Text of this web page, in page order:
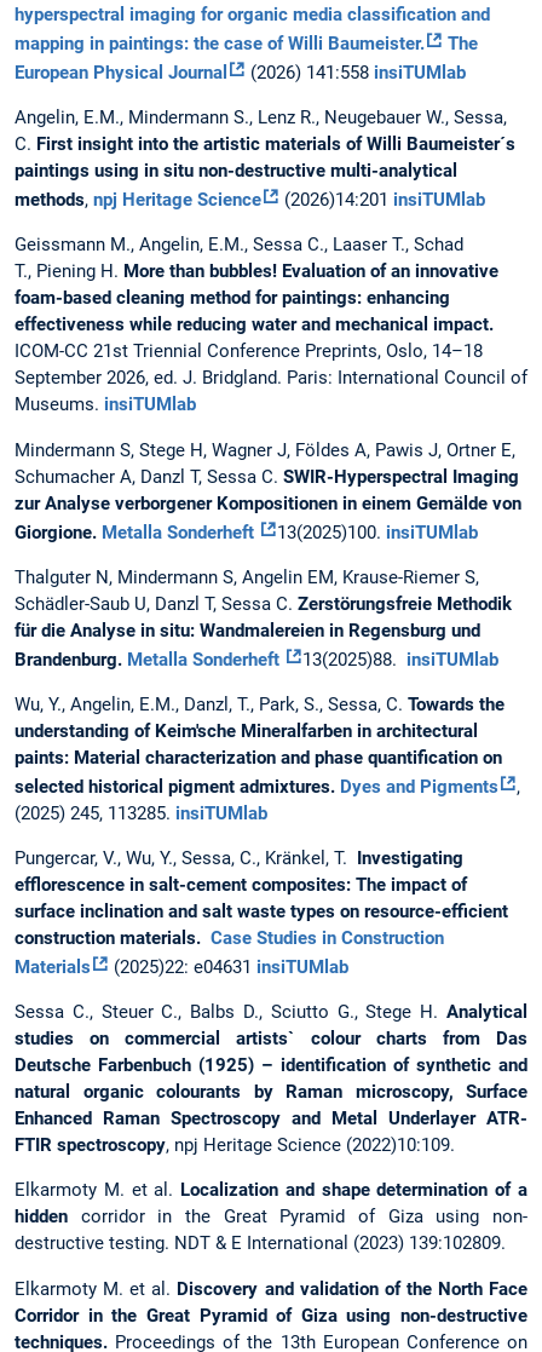
hyperspectral imaging for organic media classification and
mapping in paintings: the case of Willi Baumeister.
The
European Physical Journal
(2026) 141:558 insiTUMlab
Angelin, E.M., Mindermann S., Lenz R., Neugebauer W., Sessa,
C. First insight into the artistic materials of Willi Baumeister´s
paintings using in situ non-destructive multi-analytical
methods, npj Heritage Science (2026)14:201 insiTUMlab
Geissmann M., Angelin, E.M., Sessa C., Laaser T., Schad
T., Piening H. More than bubbles! Evaluation of an innovative
foam-based cleaning method for paintings: enhancing
effectiveness while reducing water and mechanical impact.
ICOM-CC 21st Triennial Conference Preprints, Oslo, 14–18
September 2026, ed. J. Bridgland. Paris: International Council of
Museums. insiTUMlab
Mindermann S, Stege H, Wagner J, Földes A, Pawis J, Ortner E,
Schumacher A, Danzl T, Sessa C. SWIR-Hyperspectral Imaging
zur Analyse verborgener Kompositionen in einem Gemälde von
Giorgione. Metalla Sonderheft 13(2025)100. insiTUMlab
Thalguter N, Mindermann S, Angelin EM, Krause-Riemer S,
Schädler-Saub U, Danzl T, Sessa C. Zerstörungsfreie Methodik
für die Analyse in situ: Wandmalereien in Regensburg und
Brandenburg. Metalla Sonderheft 13(2025)88. insiTUMlab
Wu, Y., Angelin, E.M., Danzl, T., Park, S., Sessa, C. Towards the
understanding of Keim'sche Mineralfarben in architectural
paints: Material characterization and phase quantification on
selected historical pigment admixtures. Dyes and Pigments
,
(2025) 245, 113285. insiTUMlab
Pungercar, V., Wu, Y., Sessa, C., Kränkel, T. Investigating
efflorescence in salt-cement composites: The impact of
surface inclination and salt waste types on resource-efficient
construction materials. Case Studies in Construction
Materials
(2025)22: e04631 insiTUMlab
Sessa C., Steuer C., Balbs D., Sciutto G., Stege H. Analytical
studies on commercial artists` colour charts from Das
Deutsche Farbenbuch (1925) – identification of synthetic and
natural organic colourants by Raman microscopy, Surface
Enhanced Raman Spectroscopy and Metal Underlayer ATR-
FTIR spectroscopy, npj Heritage Science (2022)10:109.
Elkarmoty M. et al. Localization and shape determination of a
hidden corridor in the Great Pyramid of Giza using non-
destructive testing. NDT & E International (2023) 139:102809.
Elkarmoty M. et al. Discovery and validation of the North Face
Corridor in the Great Pyramid of Giza using non-destructive
techniques. Proceedings of the 13th European Conference on